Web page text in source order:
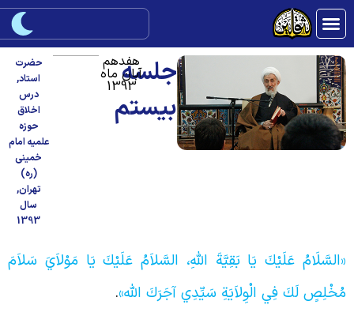
جلسه
بیستم
هفدهم
آبان ماه
1393
حضرت
استاد,
درس
اخلاق
حوزه
علمیه امام
خمینی
(ره)
تهران,
سال
1393
عَلَيْكَ يَا بَقِيَّةَ اللَّهِ، السَّلاَمُ عَلَيْكَ يَا مَوْلاَيَ سَلاَمَ
لَكَ فِي الْوِلاَيَةِ سَيِّدِي آجَرَكَ اللَّه»‏.